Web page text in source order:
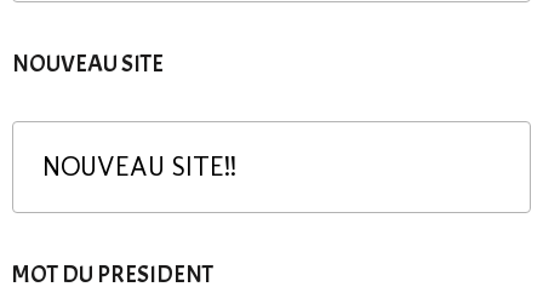
NOUVEAU SITE
NOUVEAU SITE!!
MOT DU PRESIDENT